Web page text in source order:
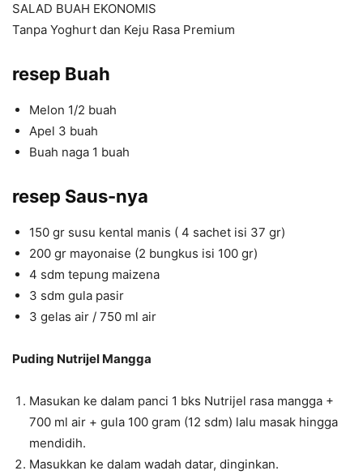
SALAD BUAH EKONOMIS
Tanpa Yoghurt dan Keju Rasa Premium
resep Buah
Melon 1/2 buah
Apel 3 buah
Buah naga 1 buah
resep Saus-nya
150 gr susu kental manis ( 4 sachet isi 37 gr)
200 gr mayonaise (2 bungkus isi 100 gr)
4 sdm tepung maizena
3 sdm gula pasir
3 gelas air / 750 ml air
Puding Nutrijel Mangga
Masukan ke dalam panci 1 bks Nutrijel rasa mangga +
700 ml air + gula 100 gram (12 sdm) lalu masak hingga
mendidih.
Masukkan ke dalam wadah datar, dinginkan.